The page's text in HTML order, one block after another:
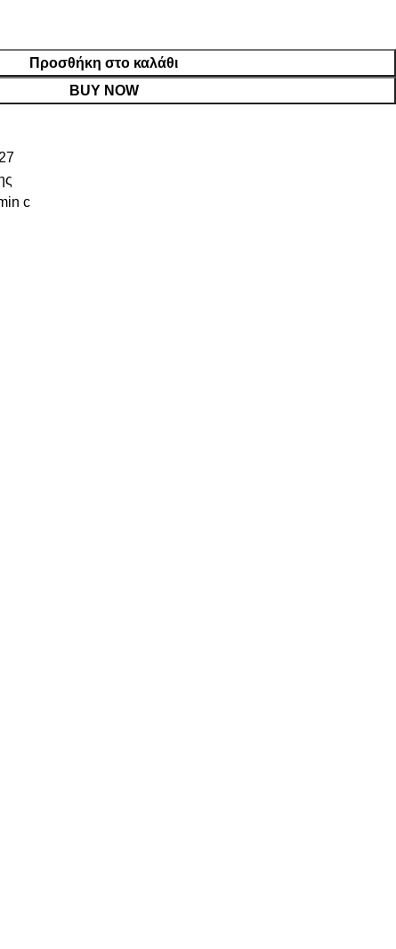
Προσθήκη στο καλάθι
BUY NOW
c